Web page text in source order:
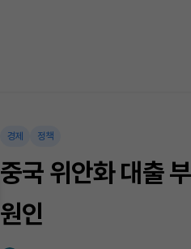
경제 정책
중국 위안화 대출
원인